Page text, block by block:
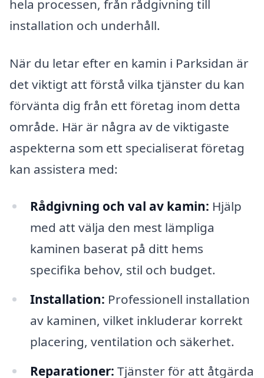
hela processen, från rådgivning till
installation och underhåll.
När du letar efter en kamin i Parksidan är
det viktigt att förstå vilka tjänster du kan
förvänta dig från ett företag inom detta
område. Här är några av de viktigaste
aspekterna som ett specialiserat företag
kan assistera med:
Rådgivning och val av kamin: Hjälp
med att välja den mest lämpliga
kaminen baserat på ditt hems
specifika behov, stil och budget.
Installation: Professionell installation
av kaminen, vilket inkluderar korrekt
placering, ventilation och säkerhet.
Reparationer: Tjänster för att åtgärda